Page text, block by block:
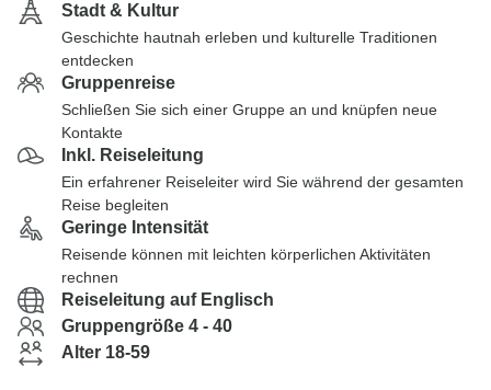
Stadt & Kultur
Geschichte hautnah erleben und kulturelle Traditionen
entdecken
Gruppenreise
Schließen Sie sich einer Gruppe an und knüpfen neue
Kontakte
Inkl. Reiseleitung
Ein erfahrener Reiseleiter wird Sie während der gesamten
Reise begleiten
Geringe Intensität
Reisende können mit leichten körperlichen Aktivitäten
rechnen
Reiseleitung auf Englisch
Gruppengröße 4 - 40
Alter 18-59